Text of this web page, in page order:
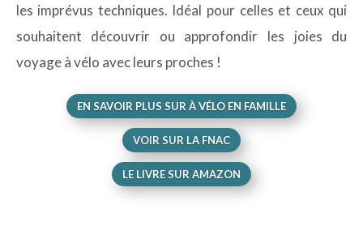
les imprévus techniques. Idéal pour celles et ceux qui
souhaitent découvrir ou approfondir les joies du
voyage à vélo avec leurs proches !
EN SAVOIR PLUS SUR À VÉLO EN FAMILLE
VOIR SUR LA FNAC
LE LIVRE SUR AMAZON